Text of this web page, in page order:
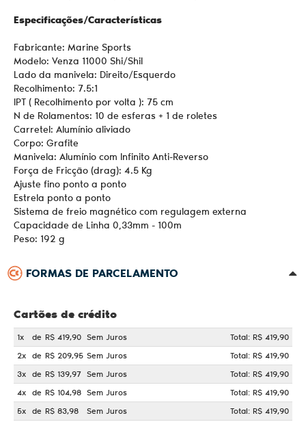
Especificações/Características
Fabricante: Marine Sports
Modelo: Venza 11000 Shi/Shil
Lado da manivela: Direito/Esquerdo
Recolhimento: 7.5:1
IPT ( Recolhimento por volta ): 75 cm
N de Rolamentos: 10 de esferas + 1 de roletes
Carretel: Alumínio aliviado
Corpo: Grafite
Manivela: Alumínio com Infinito Anti-Reverso
Força de Fricção (drag): 4.5 Kg
Ajuste fino ponto a ponto
Estrela ponto a ponto
Sistema de freio magnético com regulagem externa
Capacidade de Linha 0,33mm - 100m
Peso: 192 g
FORMAS DE PARCELAMENTO
Cartões de crédito
1x de R$ 419,90 Sem Juros
Total: R$ 419,90
2x de R$ 209,95 Sem Juros
Total: R$ 419,90
3x de R$ 139,97 Sem Juros
Total: R$ 419,90
4x de R$ 104,98 Sem Juros
Total: R$ 419,90
5x de R$ 83,98 Sem Juros
Total: R$ 419,90